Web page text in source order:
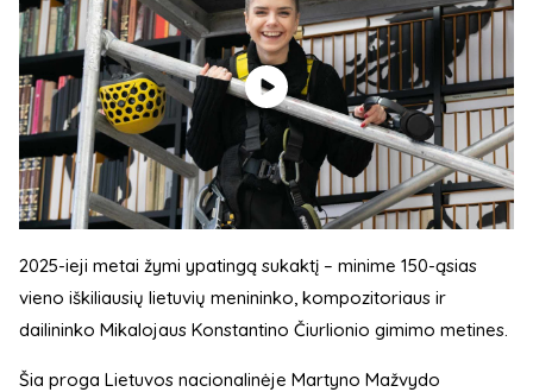
2025-ieji metai žymi ypatingą sukaktį – minime 150-ąsias
vieno iškiliausių lietuvių menininko, kompozitoriaus ir
dailininko Mikalojaus Konstantino Čiurlionio gimimo metines.
Šia proga Lietuvos nacionalinėje Martyno Mažvydo